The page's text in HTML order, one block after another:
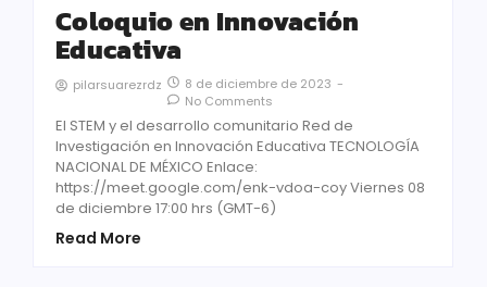
Coloquio en Innovación
Educativa
pilarsuarezrdz 8 de diciembre de 2023 -
No Comments
EI STEM y el desarrollo comunitario Red de
Investigación en Innovación Educativa TECNOLOGÍA
NACIONAL DE MÉXICO Enlace:
https://meet.google.com/enk-vdoa-coy Viernes 08
de diciembre 17:00 hrs (GMT-6)
Read More